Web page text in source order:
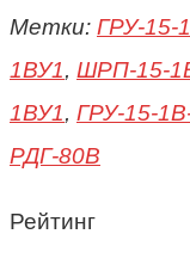
Метки: ГРУ-15-
1ВУ1, ШРП-15-
1ВУ1, ГРУ-15-
РДГ-80В
Рейтинг